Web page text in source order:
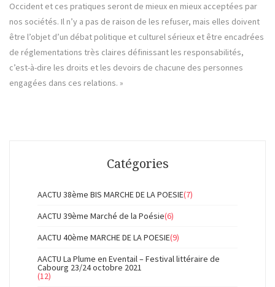
Occident et ces pratiques seront de mieux en mieux acceptées par
nos sociétés. Il n’y a pas de raison de les refuser, mais elles doivent
être l’objet d’un débat politique et culturel sérieux et être encadrées
de réglementations très claires définissant les responsabilités,
c’est-à-dire les droits et les devoirs de chacune des personnes
engagées dans ces relations. »
Catégories
AACTU 38ème BIS MARCHE DE LA POESIE(7)
AACTU 39ème Marché de la Poésie(6)
AACTU 40ème MARCHE DE LA POESIE(9)
AACTU La Plume en Eventail – Festival littéraire de
Cabourg 23/24 octobre 2021
(12)